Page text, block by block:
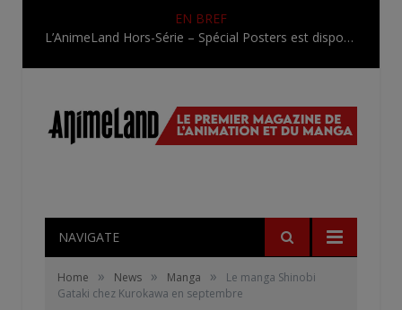
EN BREF
L’AnimeLand Hors-Série – Spécial Posters est disponible !
NAVIGATE
Home » News » Manga »
Le manga Shinobi
Gataki chez Kurokawa en septembre